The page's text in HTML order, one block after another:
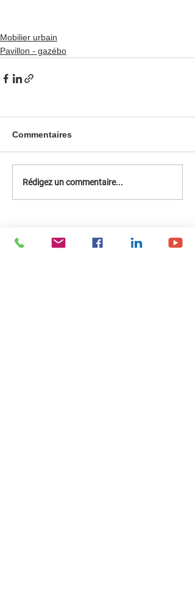
Mobilier urbain
Pavillon - gazébo
Commentaires
Rédigez un commentaire...
Restez connecté !